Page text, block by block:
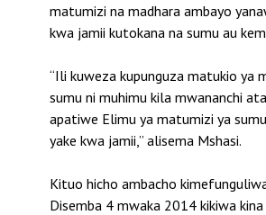
matumizi na madhara ambayo
kwa jamii kutokana na sumu au
“Ili kuweza kupunguza matukio ya
sumu ni muhimu kila mwananchi
apatiwe Elimu ya matumizi ya
yake kwa jamii,” alisema Mshasi.
Kituo hicho ambacho
Disemba 4 mwaka 2014 kikiwa